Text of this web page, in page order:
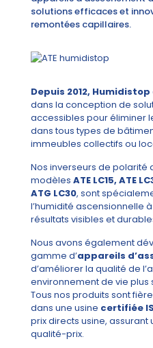
solutions efficaces et
remontées capillaires.
Depuis 2012, Humidistop
dans la conception de
accessibles pour éliminer
dans tous types de
immeubles collectifs ou
Nos inverseurs de polarité
modèles ATE LC15, ATE
ATG LC30, sont
l’humidité ascensionnelle
résultats visibles et
Nous avons également
gamme d’appareils
d’améliorer la qualité de
environnement de vie plus
Tous nos produits sont
dans une usine certifiée
prix directs usine,
qualité-prix.